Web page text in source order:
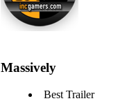
Massively
Best Trailer